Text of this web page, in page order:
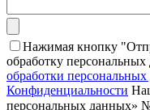
Нажимая кнопку
обработку
обработки
Конфиденциальности
персональных данных»